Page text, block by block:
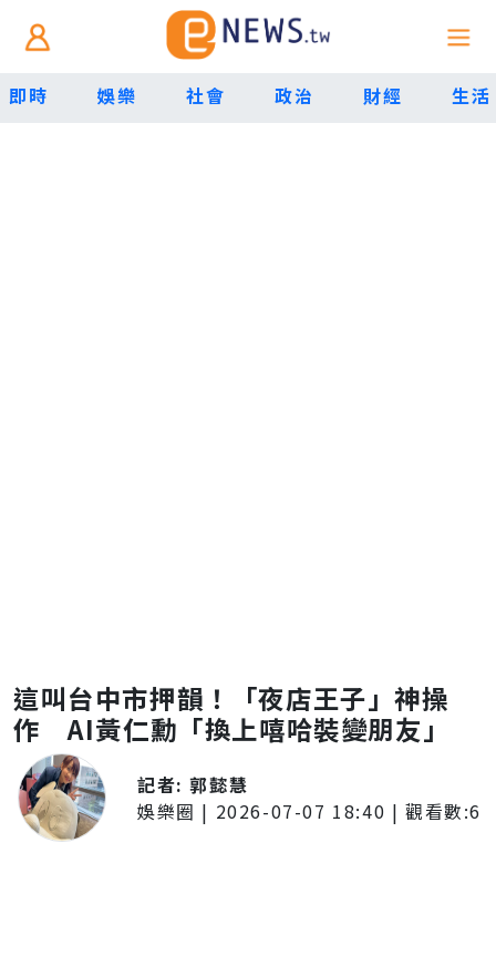
即時 娛樂 社會 政治 財經 生活
這叫台中市押韻！「夜店王子」神操
作 AI黃仁勳「換上嘻哈裝變朋友」
記者:郭懿慧
娛樂圈 | 2026-07-07 18:40 | 觀看數:6